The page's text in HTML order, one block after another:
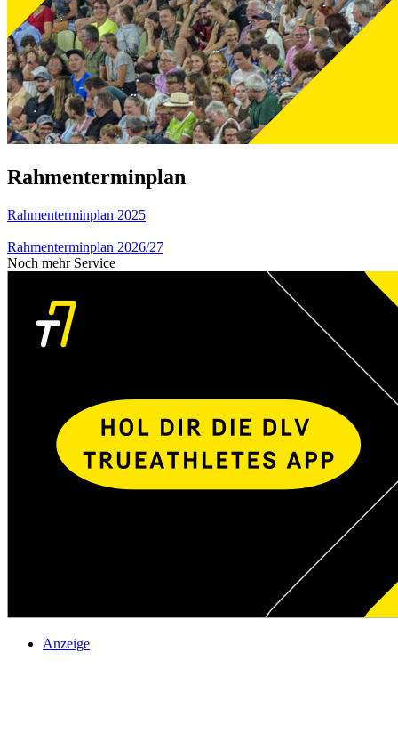
Rahmenterminplan
Rahmenterminplan 2025
Rahmenterminplan 2026/27
Noch mehr Service
Anzeige